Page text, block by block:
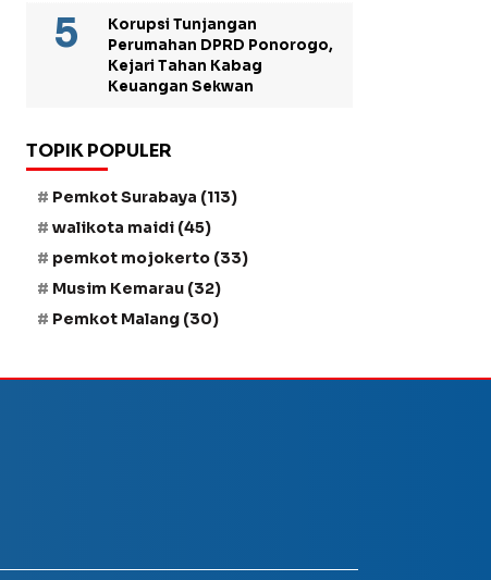
Korupsi Tunjangan
Perumahan DPRD Ponorogo,
Kejari Tahan Kabag
Keuangan Sekwan
TOPIK POPULER
Pemkot Surabaya (113)
walikota maidi (45)
pemkot mojokerto (33)
Musim Kemarau (32)
Pemkot Malang (30)